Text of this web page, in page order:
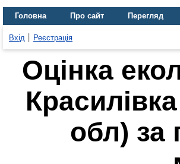
Головна Про сайт Перегляд
Вхід Реєстрація
Оцінка
обл) за